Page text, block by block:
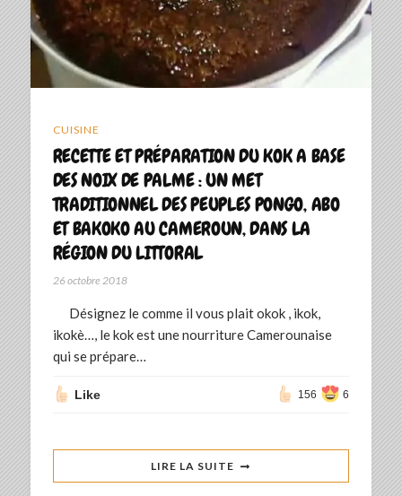
CUISINE
RECETTE ET PRÉPARATION DU KOK A BASE
DES NOIX DE PALME : UN MET
TRADITIONNEL DES PEUPLES PONGO, ABO
ET BAKOKO AU CAMEROUN, DANS LA
RÉGION DU LITTORAL
26 octobre 2018
Désignez le comme il vous plait okok , ikok,
ikokè…, le kok est une nourriture Camerounaise
qui se prépare…
Like 156 6
LIRE LA SUITE